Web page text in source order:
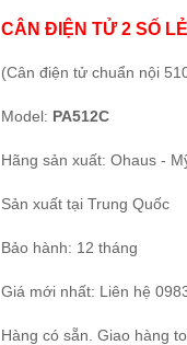
CÂN ĐIỆN TỬ 2 SỐ
(Cân điện tử chuẩn nội
Model: PA512C
Hãng sản xuất: Ohaus -
Sản xuất tại Trung Quốc
Bảo hành: 12 tháng
Giá mới nhất: Liên hệ
Hàng có sẵn. Giao hàng